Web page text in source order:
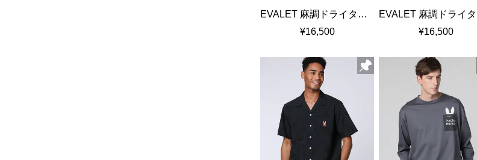
EVALET 麻調ドライタッチ プルオーバーシャツ
¥16,500
¥16,500